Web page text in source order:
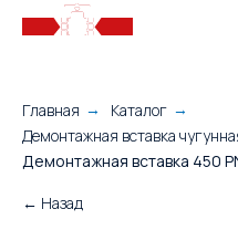
Главная → Каталог →
Демонтажная вставка
Демонтажная вставка 450
← Назад